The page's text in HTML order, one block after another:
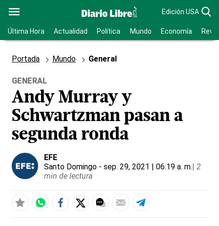
Edición USA
Última Hora Actualidad Política Mundo Economía
Portada Mundo General
GENERAL
Andy Murray y
Schwartzman pasan a
segunda ronda
EFE
Santo Domingo - sep. 29, 2021 | 06:19 a. m.| 2
min de lectura